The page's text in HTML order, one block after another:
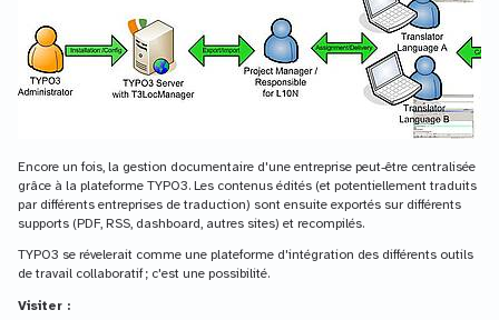
Encore un fois, la gestion documentaire d'une entreprise peut-être centralisée
grâce à la plateforme TYPO3. Les contenus édités (et potentiellement traduits
par différents entreprises de traduction) sont ensuite exportés sur différents
supports (PDF, RSS, dashboard, autres sites) et recompilés.
TYPO3 se révelerait comme une plateforme d'intégration des différents outils
de travail collaboratif ; c'est une possibilité.
Visiter :